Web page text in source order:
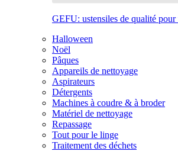
GEFU: ustensiles de qualité pour
Halloween
Noël
Pâques
Appareils de nettoyage
Aspirateurs
Détergents
Machines à coudre & à broder
Matériel de nettoyage
Repassage
Tout pour le linge
Traitement des déchets